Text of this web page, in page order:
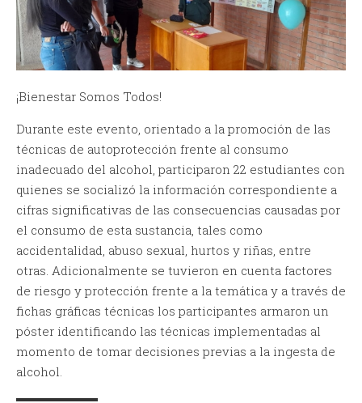
¡Bienestar Somos Todos!
Durante este evento, orientado a la promoción de las
técnicas de autoprotección frente al consumo
inadecuado del alcohol, participaron 22 estudiantes con
quienes se socializó la información correspondiente a
cifras significativas de las consecuencias causadas por
el consumo de esta sustancia, tales como
accidentalidad, abuso sexual, hurtos y riñas, entre
otras. Adicionalmente se tuvieron en cuenta factores
de riesgo y protección frente a la temática y a través de
fichas gráficas técnicas los participantes armaron un
póster identificando las técnicas implementadas al
momento de tomar decisiones previas a la ingesta de
alcohol.